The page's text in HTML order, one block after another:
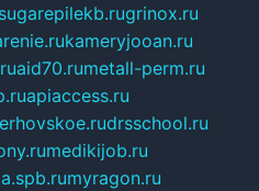
sugarepilekb.rugrinox.ru
kameryjooan.ru
aid70.rumetall-perm.ru
apiaccess.ru
drsschool.ru
medikijob.ru
myragon.ru